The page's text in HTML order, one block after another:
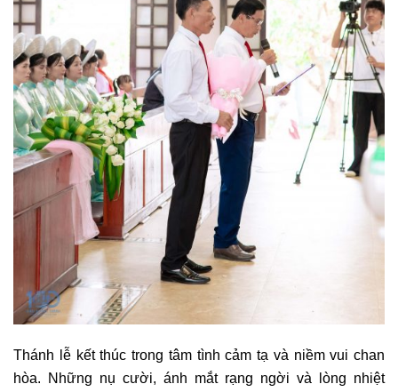
Thánh lễ kết thúc trong tâm tình cảm tạ và niềm vui chan
hòa. Những nụ cười, ánh mắt rạng ngời và lòng nhiệt